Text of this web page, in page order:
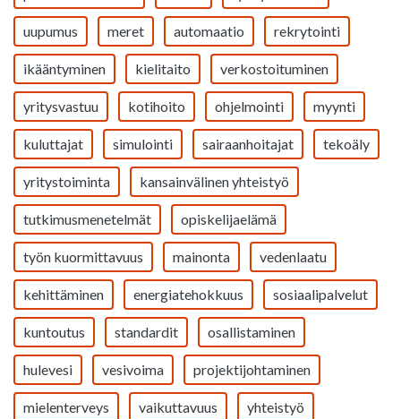
uupumus meret automaatio rekrytointi
ikääntyminen kielitaito verkostoituminen
yritysvastuu kotihoito ohjelmointi myynti
kuluttajat simulointi sairaanhoitajat tekoäly
yritystoiminta kansainvälinen yhteistyö
tutkimusmenetelmät opiskelijaelämä
työn kuormittavuus mainonta vedenlaatu
kehittäminen energiatehokkuus sosiaalipalvelut
kuntoutus standardit osallistaminen
hulevesi vesivoima projektijohtaminen
mielenterveys vaikuttavuus yhteistyö